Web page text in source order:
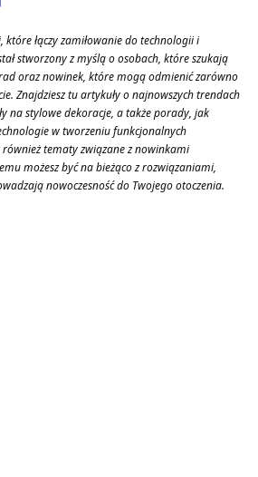
które łączy zamiłowanie do technologii i
stworzony z myślą o osobach, które szukają
oraz nowinek, które mogą odmienić zarówno
Znajdziesz tu artykuły o najnowszych trendach
na stylowe dekoracje, a także porady, jak
w tworzeniu funkcjonalnych
tematy związane z nowinkami
możesz być na bieżąco z rozwiązaniami,
nowoczesność do Twojego otoczenia.